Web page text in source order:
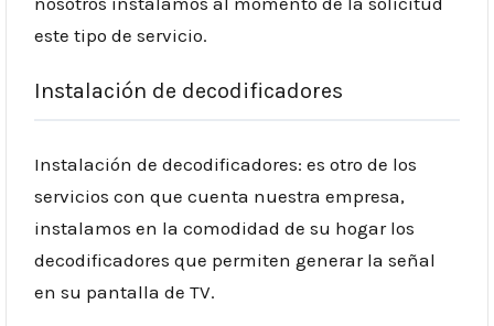
este tipo de servicio.
Instalación de decodificadores
Instalación de decodificadores: es otro de los
servicios con que cuenta nuestra empresa,
instalamos en la comodidad de su hogar los
decodificadores que permiten generar la señal
en su pantalla de TV.